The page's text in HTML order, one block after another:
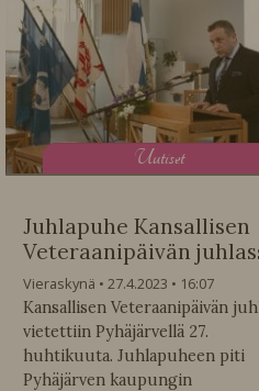
Uutiset
Juhlapuhe Kansallisen
Veteraanipäivän
Vieraskynä 27.4.2023
16:07
Kansallisen Veteraanipäivän
vietettiin Pyhäjärvellä 27.
huhtikuuta. Juhlapuheen piti
Pyhäjärven kaupungin